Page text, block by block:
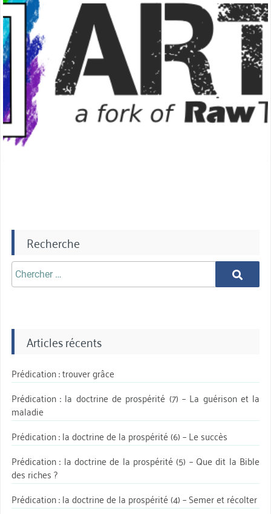
2
vidéos »
Recherche
Chercher
aprè:
Chercher
Articles récents
Prédication : trouver grâce
Prédication : la doctrine de prospérité (7) – La guérison et la
maladie
Prédication : la doctrine de la prospérité (6) – Le succès
Prédication : la doctrine de la prospérité (5) – Que dit la Bible
des riches ?
Prédication : la doctrine de la prospérité (4) – Semer et récolter